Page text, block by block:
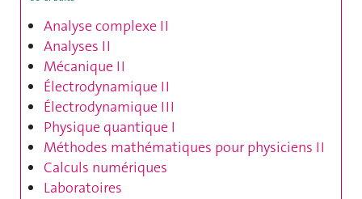
Analyse complexe II
Analyses II
Mécanique II
Électrodynamique II
Électrodynamique III
Physique quantique I
Méthodes mathématiques pour physiciens II
Calculs numériques
Laboratoires